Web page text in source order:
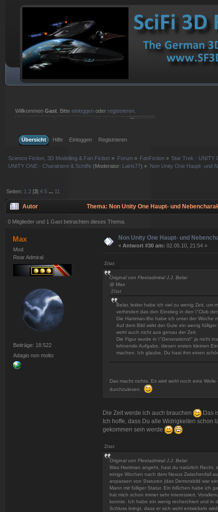
WillkommenGast . Bitteeinloggen oder registrieren
Übersicht
Hilfe Einloggen Registrieren
Science Fiction, 3D Modelling & Fan Fiction » Forum» FanFiction » Star Trek - UNITY
UNITY ONE - Charaktere & Schiffe (Moderator: Lairis77) » Non Unity One Haupt- und
Seiten: 1 2 [3]4 5 ... 11
Autor Thema: Non Unity One Haupt- und
0 Mitglieder und 1 Gast betrachten dieses Thema.
Max
Mod
Rear Admiral
Beiträge: 18.522
Adagio non molto
Non Unity One Haupt- und
« Antwort #30 am: 02.05.10, 21:54 »
Zitat
Original von Fleetadmiral J.J. Belar
@ Max
Zitat
Belar, leider habe ich viel zu wenig Zeit, um
verhindert das den Einstieg in den \"Club
Die Harriman-Bio habe ich unter der Woche
Auf dem Bild wirkt der Gute ein wenig
wohl auch nicht aus genau der Zeit.
Die Figur wurde in \"Generations\" ja nicht
lohnende Aufgabe, diesen ersten kleinen
machen. Ich glaube, Du hast ihm einen
Das macht nichts. Es wird wohl noch eine
durchzulesen.
Die Zeit werde ich auch brauchen
Das
Ich hoffe, dass Du alle Widrigkeiten schon
gekommen sein werde
Zitat
Original von Fleetadmiral J.J. Belar
Was Harriman angeht, hast du natürlich Recht,
einige Wochen nach dem Nexus Zwischenfall
anpassen von Staturen (das Demorabild war
Mann mit fülliger Statur. Ein bißchen habe ich
hat mich schon immer sehr interessiert.
konnte. Ich habe ein wenig recherchiert und in
Schluss bringt, dass er sich wohl entwickeln